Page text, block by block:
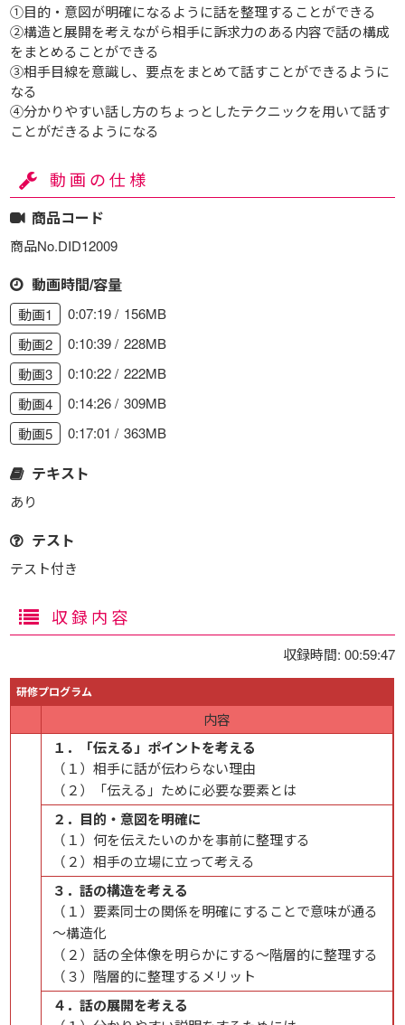
①目的・意図が明確になるように話を整理することができる
②構造と展開を考えながら相手に訴求力のある内容で話の構成
をまとめることができる
③相手目線を意識し、要点をまとめて話すことができるように
なる
④分かりやすい話し方のちょっとしたテクニックを用いて話す
ことがだきるようになる
動画の仕様
商品コード
商品No.DID12009
動画時間/容量
動画1 0:07:19
156MB
動画2
0:10:39
228MB
動画3
0:10:22
222MB
動画4
0:14:26
309MB
動画5
0:17:01 363MB
テキスト
あり
テスト
テスト付き
収録内容
収録時間: 00:59:47
研修プログラム
内容
１．「伝える」ポイントを考える
（１）相手に話が伝わらない理由
（２）「伝える」ために必要な要素とは
２．目的・意図を明確に
（１）何を伝えたいのかを事前に整理する
（２）相手の立場に立って考える
３．話の構造を考える
（１）要素同士の関係を明確にすることで意味が通る
～構造化
（２）話の全体像を明らかにする～階層的に整理する
（３）階層的に整理するメリット
４．話の展開を考える